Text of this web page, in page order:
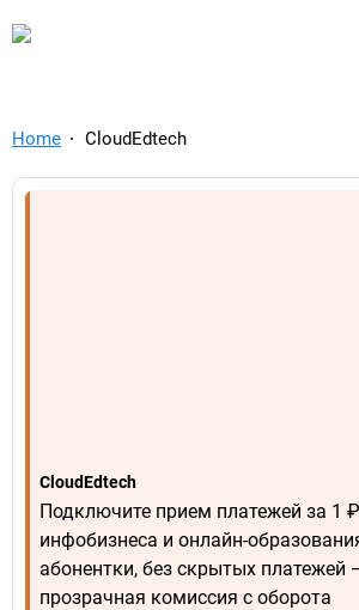
TelegramAds.com
Home CloudEdtech
CloudEdtech
Подключите прием платежей за 1
инфобизнеса и онлайн-
абонентки, без скрытых платежей
прозрачная комиссия с оборота